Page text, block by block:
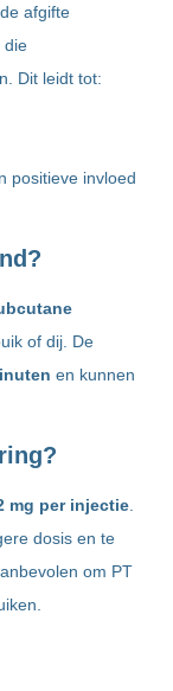
afgifte
die
Dit leidt tot:
positieve invloed
of dij. De
en kunnen
mg per injectie.
dosis en te
om PT